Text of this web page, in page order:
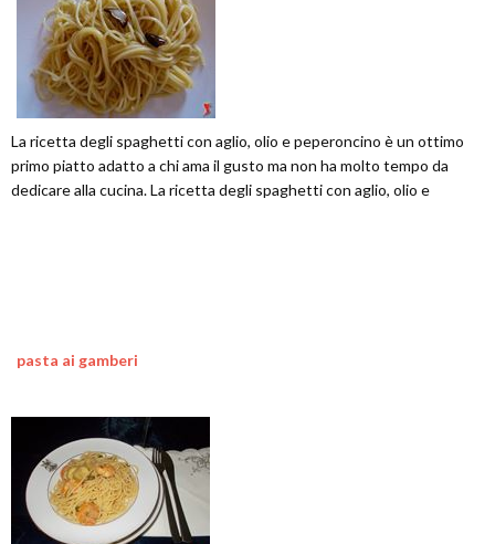
La ricetta degli spaghetti con aglio, olio e peperoncino è un ottimo
primo piatto adatto a chi ama il gusto ma non ha molto tempo da
dedicare alla cucina. La ricetta degli spaghetti con aglio, olio e
pasta ai gamberi